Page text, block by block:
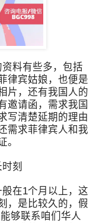
料有些多，包括
律宾姑娘，也便是
片，还有我国人的
邀请函，需求我国
写清楚延期的理由
需求菲律宾人和我
。
刻
在1个月以上，这
，是比较久的，假
够联系咱们华人